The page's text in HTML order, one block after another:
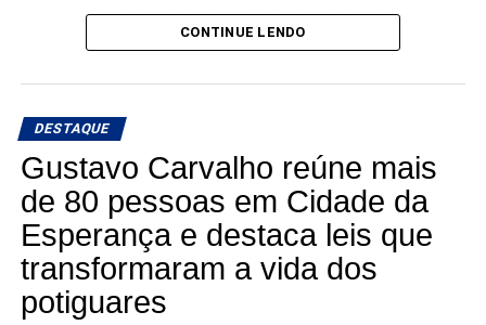
melhoria da infraestrutura urbana e habitacional do
município, com o objetivo de oferecer melhores
população.
De acordo com o prefeito Jackson Dantas, o
acompanhamento das obras demonstra o compromisso
da administração municipal com a fiscalização, a
transparência na aplicação dos recursos públicos e a
garantia da qualidade dos serviços executados.
“Seguimos trabalhando para construir uma cidade cada
vez melhor para todos”, destacou o gestor.
CONTINUE LENDO
DESTAQUE
Gustavo Carvalho reúne mais
de 80 pessoas em Cidade da
Esperança e destaca leis que
transformaram a vida dos
potiguares